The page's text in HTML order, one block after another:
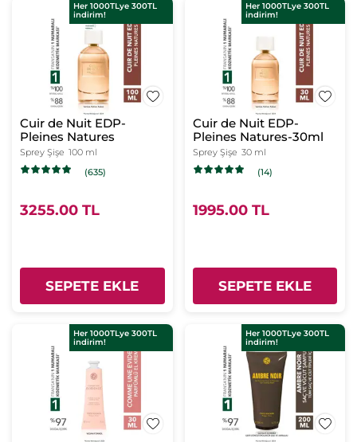
Her 1000TLye 300TL
indirim!
Cuir de Nuit EDP-
Pleines Natures
Sprey Şişe 100 ml
(635)
3255.00 TL
SEPETE EKLE
Her 1000TLye 300TL
indirim!
Cuir de Nuit EDP-
Pleines Natures-30ml
Sprey Şişe 30 ml
(14)
1995.00 TL
SEPETE EKLE
Her 1000TLye 300TL
indirim!
Her 1000TLye 300TL
indirim!